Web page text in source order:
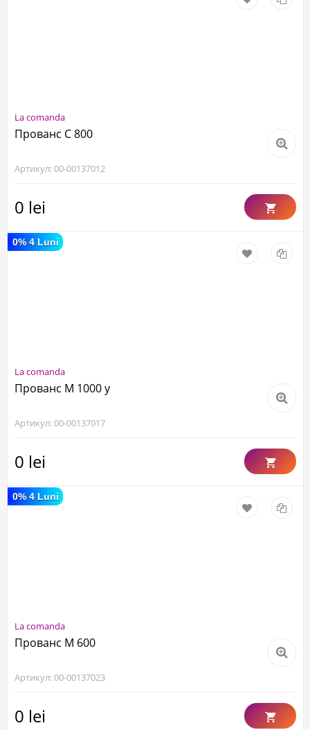
La comanda
Прованс С 800
Артикул: 00-00137012
0 lei
La comanda
Прованс М 1000 у
Артикул: 00-00137017
0 lei
0% 4 Luni
La comanda
Прованс М 600
Артикул: 00-00137023
0 lei
0% 4 Luni